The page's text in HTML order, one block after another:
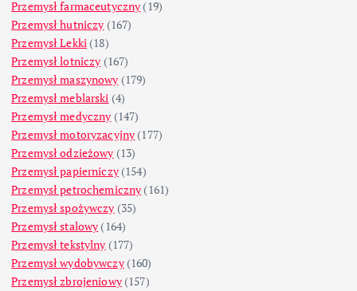
Przemysł farmaceutyczny (19)
Przemysł hutniczy (167)
Przemysł Lekki (18)
Przemysł lotniczy (167)
Przemysł maszynowy (179)
Przemysł meblarski (4)
Przemysł medyczny (147)
Przemysł motoryzacyjny (177)
Przemysł odzieżowy (13)
Przemysł papierniczy(154)
Przemysł petrochemiczny (161)
Przemysł spożywczy (35)
Przemysł stalowy (164)
Przemysł tekstylny (177)
Przemysł wydobywczy(160)
Przemysł zbrojeniowy(157)